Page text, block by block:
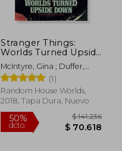
50%
Stranger Things:
Worlds Turned Upside
Down: The Official
Behind-The-Scenes
Companion (en
Inglés)
McIntyre, Gina ; Duffer,
Matt ; Duffer, Ross
(1)
Random House Worlds,
2018, Tapa Dura, Nuevo